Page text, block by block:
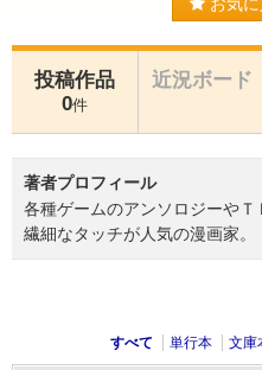
投稿作品
0件
近況ボード
著者プロフィール
各種ゲームのアンソロジーやＴ
繊細なタッチが人気の漫画家。
すべて 単行本 文庫